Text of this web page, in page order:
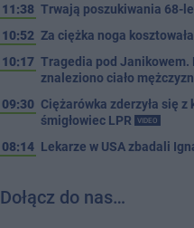
11:38 Trwają poszukiwania 68-
10:52 Za ciężka noga
10:17 Tragedia pod Janikowem.
znaleziono ciało
09:30 Ciężarówka zderzyła się
śmigłowiec LPR
VIDEO
08:14 Lekarze w USA zbadali
Dołącz do nas…